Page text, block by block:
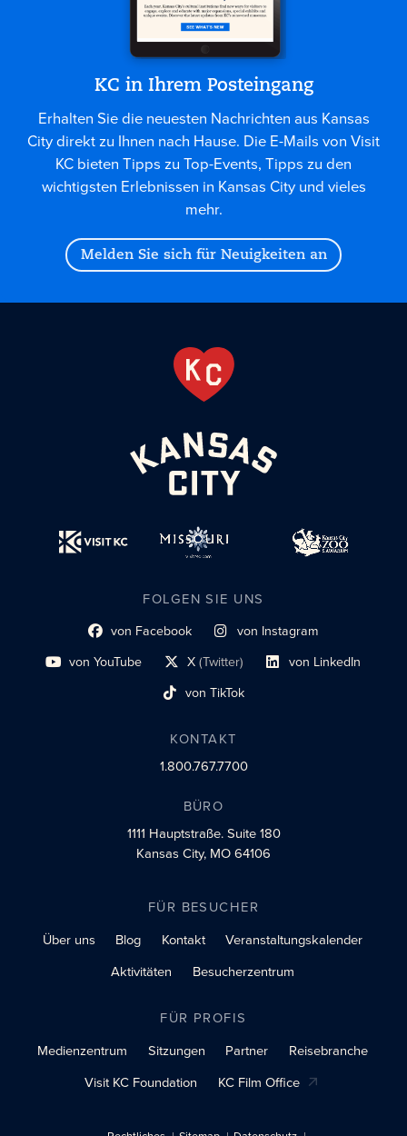
KC in Ihrem Posteingang
Erhalten Sie die neuesten Nachrichten aus Kansas
City direkt zu Ihnen nach Hause. Die E-Mails von Visit
KC bieten Tipps zu Top-Events, Tipps zu den
wichtigsten Erlebnissen in Kansas City und vieles
mehr.
Melden Sie sich für Neuigkeiten an
FOLGEN SIE UNS
Link zum sozialen Profil
von Facebook Link zum sozialen Profil
von Instagram
Link zum sozialen Profil
von YouTube X(Twitter)
Social-Profil-Link Link zum sozialen Profil
von LinkedIn
Link zum sozialen Profil
von TikTok
KONTAKT
1.800.767.7700
BÜRO
1111 Hauptstraße.Suite 180
Kansas City, MO 64106
FÜR BESUCHER
Über uns
Blog Kontakt
Veranstaltungskalender
Aktivitäten
Besucherzentrum
FÜR PROFIS
Medienzentrum
Sitzungen Partner
Reisebranche
Visit KC Foundation
KC Film Office